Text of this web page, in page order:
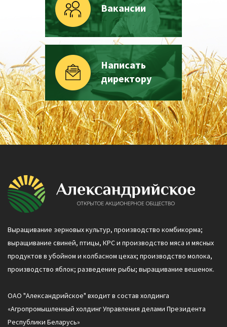
Вакансии
Написать
директору
Выращивание зерновых культур, производство комбикорма;
выращивание свиней, птицы, КРС и производство мяса и мясных
продуктов в убойном и колбасном цехах; производство молока,
производство яблок; разведение рыбы; выращивание вешенок.
ОАО "Александрийское" входит в состав холдинга
«Агропромышленный холдинг Управления делами Президента
Республики Беларусь»